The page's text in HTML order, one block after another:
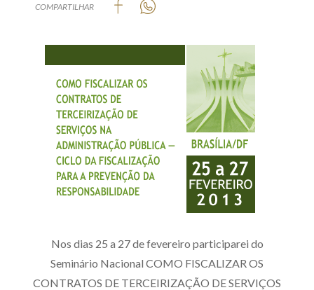
Encarregado (contato)
Produtos e serviços
Zênite Play
Orientação por Escrito
Mentoria Zênite
Eventos presenciais
COMPARTILHAR
Nos dias 25 a 27 de fevereiro participarei do
Seminário Nacional COMO FISCALIZAR OS
CONTRATOS DE TERCEIRIZAÇÃO DE SERVIÇOS